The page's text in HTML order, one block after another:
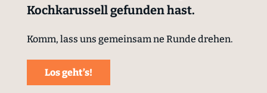
Kochkarussell gefunden hast.
Komm, lass uns gemeinsam ne Runde drehen.
Los geht’s!